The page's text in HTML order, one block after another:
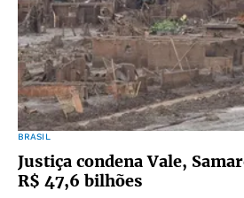
BRASIL
Justiça condena Vale,
R$ 47,6 bilhões